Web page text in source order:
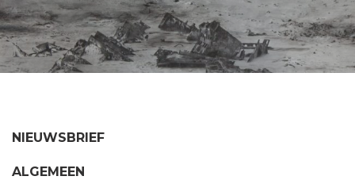
NIEUWSBRIEF
ALGEMEEN